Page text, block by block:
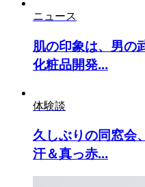
ニュース
肌の印象は、男の
化粧品開発...
体験談
久しぶりの同窓会
汗＆真っ赤...